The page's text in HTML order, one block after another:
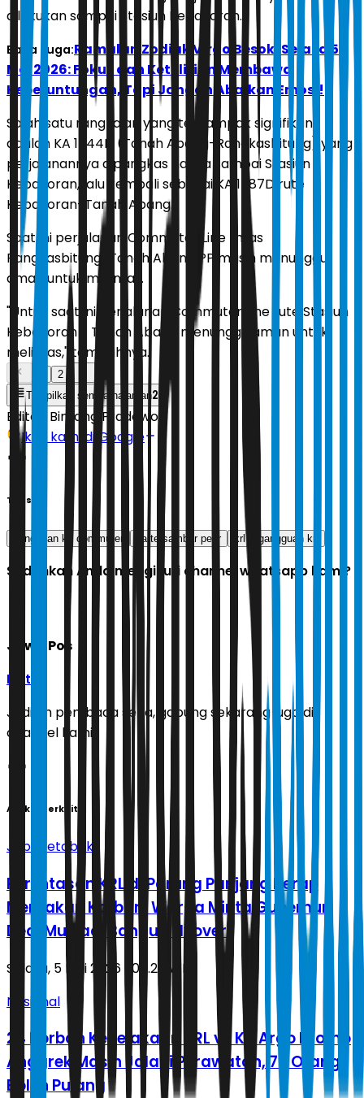
dilakukan sampai Stasiun Kebayoran.
Baca Juga:Ramalan Zodiak Virgo Besok, Selasa 5
Mei 2026: Fokus dan Ketelitian Membawa
Keberuntungan, Tapi Jangan Abaikan Emosi!
Salah satu rangkaian yang terdampak signifikan
adalah KA 1744D (Tanah Abang-Rangkasbitung) yang
perjalanannya dipangkas hanya sampai Stasiun
Kebayoran, lalu kembali sebagai KA 1787D rute
Kebayoran-Tanah Abang.
Saat ini perjalanan Commuter Line lintas
Rangkasbitung-Tanah Abang PP masih menunggu
aman untuk melintas.
"Untuk saat ini perjalanan Commuter Line rute Stasiun
Kebayoran - Tanah Abang menunggu aman untuk
melintas," tambahnya.
2
Tampilkan semua halaman2
Editor: Bintang Pradewo
Ikuti kami di Google
Tags
gangguan krl commuter lla tersambar petir krl gangguan krl
Sudahkah Anda mengikuti channel whatsapp kami?
Jawa Pos
Ikuti
Jadilah pembaca setia, gabung sekarang juga di
channel kami!
Artikel Terkait
Jabodetabek
Perlintasan KRL di Parung Panjang Kerap
Memakan Korban, Warga Minta Gubernur
Dedi Mulyadi Bangun Flyover
Selasa, 5 Mei 2026 | 00.27 WIB
Nasional
24 Korban Kecelakaan KRL vs KA Argo Bromo
Anggrek Masih Jalani Perawatan, 76 Orang
Boleh Pulang